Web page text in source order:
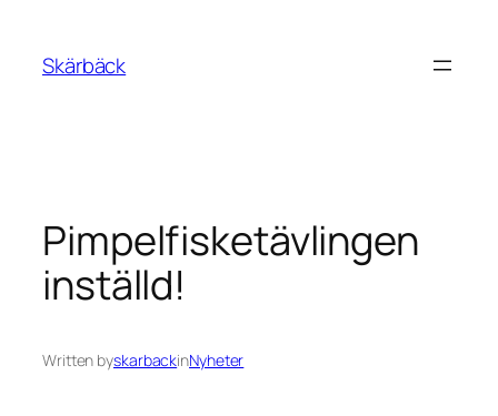
content
Skärbäck
Pimpelfisketävlingen
inställd!
Written byskarbackinNyheter